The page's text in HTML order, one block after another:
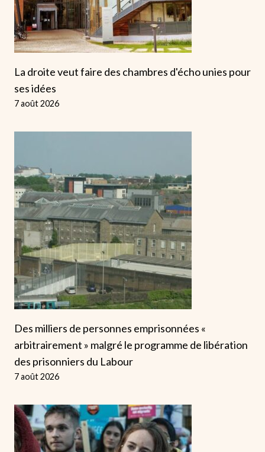
La droite veut faire des chambres d'écho unies pour
ses idées
7 août 2026
Des milliers de personnes emprisonnées «
arbitrairement » malgré le programme de libération
des prisonniers du Labour
7 août 2026